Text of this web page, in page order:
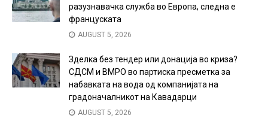
разузнавачка служба во Европа, следна е
француската
AUGUST 5, 2026
Зделка без тендер или донација во криза?
СДСМ и ВМРО во партиска пресметка за
набавката на вода од компанијата на
градоначалникот на Кавадарци
AUGUST 5, 2026